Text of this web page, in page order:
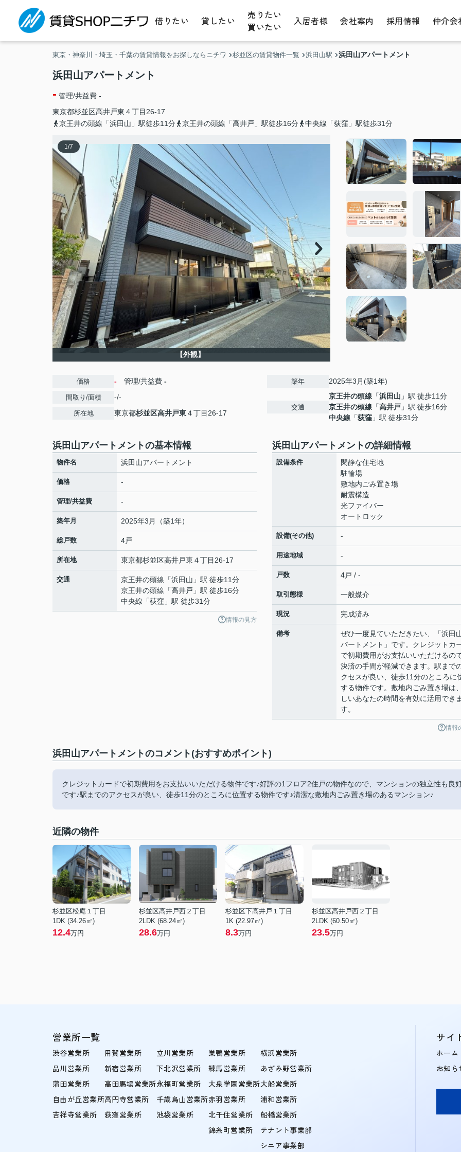
借りたい 貸したい
売りたい
買いたい
入居者様 会社案内 採用情報 仲介会
東京・神奈川・埼玉・千葉の賃貸情報をお探しならニチワ 杉並区の賃貸物件一覧 浜田山駅 浜田山アパートメント
浜田山アパートメント
- 管理/共益費 -
東京都杉並区高井戸東 ４丁目26-17
京王井の頭線「浜田山」駅徒歩11分
京王井の頭線「高井戸」駅徒歩16分 中央線「荻窪」駅徒歩31分
1/7
【外観】
価格 - 管理/共益費 -
間取り/面積 -/-
所在地 東京都杉並区高井戸東４丁目26-17
築年 2025年3月(築1年)
交通
京王井の頭線 「浜田山 」駅 徒歩11分
京王井の頭線 「高井戸 」駅 徒歩16分
中央線 「荻窪 」駅 徒歩31分
浜田山アパートメントの基本情報
物件名 浜田山アパートメント
価格 -
管理/共益費 -
築年月 2025年3月（築1年）
総戸数 4戸
所在地 東京都杉並区高井戸東 ４丁目26-17
交通 京王井の頭線 「浜田山 」駅 徒歩11分
京王井の頭線 「高井戸 」駅 徒歩16分
中央線 「荻窪 」駅 徒歩31分
情報の見方
浜田山アパートメントの詳細情報
設備条件
閑静な住宅地
駐輪場
敷地内ごみ置き場
耐震構造
光ファイバー
オートロック
設備(その他) -
用途地域 -
戸数 4戸 / -
取引態様 一般媒介
現況 完成済み
備考
ぜひ一度見ていただきたい、「浜田
パートメント」です。クレジットカ
で初期費用がお支払いいただけるので
決済の手間が軽減できます。駅まで
クセスが良い、徒歩11分のところに
する物件です。敷地内ごみ置き場は
しいあなたの時間を有効に活用できま
す。
情報
浜田山アパートメントのコメント(おすすめポイント)
クレジットカードで初期費用をお支払いいただける物件です♪好評の1フロア2住戸の物件なので、マンションの独立性も良
です♪駅までのアクセスが良い、徒歩11分のところに位置する物件です♪清潔な敷地内ごみ置き場のあるマンション♪
近隣の物件
杉並区松庵１丁目
1DK (34.26㎡)
12.4万円
杉並区高井戸西２丁目
2LDK (68.24㎡)
28.6万円
杉並区下高井戸１丁目
1K (22.97㎡)
8.3万円
杉並区高井戸西２丁目
2LDK (60.50㎡)
23.5万円
営業所一覧
渋谷営業所
品川営業所
蒲田営業所
自由が丘営業所
吉祥寺営業所
用賀営業所
新宿営業所
高田馬場営業所
高円寺営業所
荻窪営業所
立川営業所
下北沢営業所
永福町営業所
千歳烏山営業所
池袋営業所
巣鴨営業所
練馬営業所
大泉学園営業所
赤羽営業所
北千住営業所
錦糸町営業所
横浜営業所
あざみ野営業所
大船営業所
浦和営業所
船橋営業所
テナント事業部
シニア事業部
サイ
ホーム
お知ら